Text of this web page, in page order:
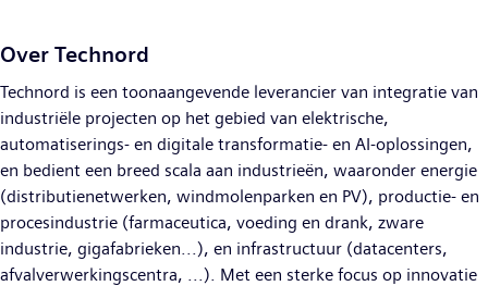
Over Technord
Technord is een toonaangevende leverancier van integratie van
industriële projecten op het gebied van elektrische,
automatiserings- en digitale transformatie- en AI-oplossingen,
en bedient een breed scala aan industrieën, waaronder energie
(distributienetwerken, windmolenparken en PV), productie- en
procesindustrie (farmaceutica, voeding en drank, zware
industrie, gigafabrieken...), en infrastructuur (datacenters,
afvalverwerkingscentra, ...). Met een sterke focus op innovatie